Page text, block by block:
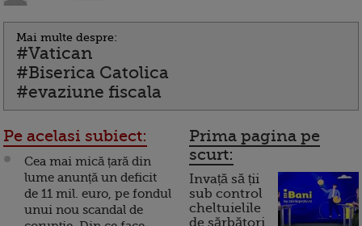
Mai multe despre:
#Vatican
#Biserica Catolica
#evaziune fiscala
Pe acelasi subiect:
Cea mai mică țară din
lume anunță un deficit
de 11 mil. euro, pe fondul
unui nou scandal de
Prima pagina pe
scurt:
Invață să ții
sub control
cheltuielile
de sărbători.